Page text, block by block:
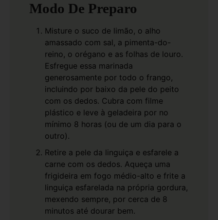
Modo De Preparo
Misture o suco de limão, o alho
amassado com sal, a pimenta-do-
reino, o orégano e as folhas de louro.
Esfregue essa marinada
generosamente por todo o frango,
incluindo por baixo da pele do peito
com os dedos. Cubra com filme
plástico e leve à geladeira por no
mínimo 8 horas (ou de um dia para o
outro).
Retire a pele da linguiça e esfarele a
carne com os dedos. Aqueça uma
frigideira em fogo médio-alto e frite a
linguiça esfarelada na própria gordura,
mexendo sempre, por cerca de 8
minutos até dourar bem.